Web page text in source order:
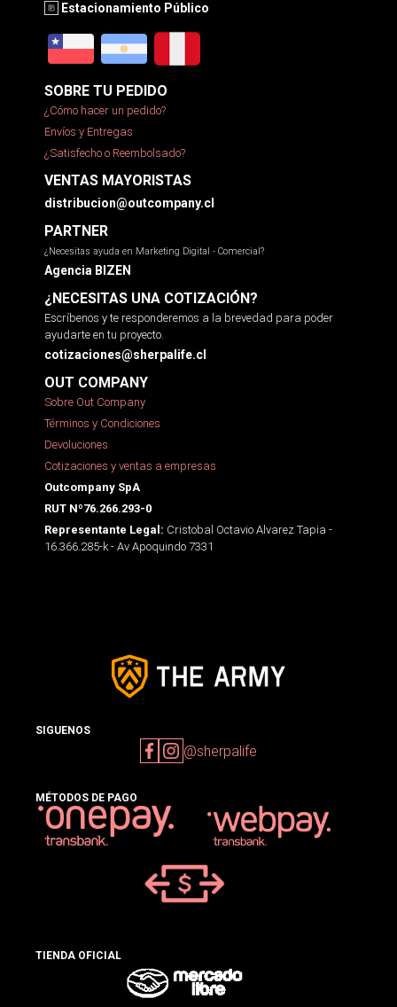
Estacionamiento Público
SOBRE TU PEDIDO
¿Cómo hacer un pedido?
Envíos y Entregas
¿Satisfecho o Reembolsado?
VENTAS MAYORISTAS
distribucion@outcompany.cl
PARTNER
¿Necesitas ayuda en Marketing Digital - Comercial?
Agencia BIZEN
¿NECESITAS UNA COTIZACIÓN?
Escríbenos y te responderemos a la brevedad para poder
ayudarte en tu proyecto.
cotizaciones@sherpalife.cl
OUT COMPANY
Sobre Out Company
Términos y Condiciones
Devoluciones
Cotizaciones y ventas a empresas
Outcompany SpA
RUT Nº76.266.293-0
Representante Legal: Cristobal Octavio Alvarez Tapia -
16.366.285-k - Av Apoquindo 7331
SIGUENOS
@sherpalife
MÉTODOS DE PAGO
TIENDA OFICIAL